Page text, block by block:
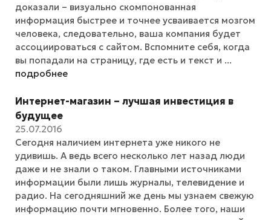
доказали – визуально скомпонованная
информация быстрее и точнее усваивается мозгом
человека, следовательно, ваша компания будет
ассоциироваться с сайтом. Вспомните себя, когда
вы попадали на страницу, где есть и текст и ...
подробнее
Интернет-магазин – лучшая инвестиция в
будущее
25.07.2016
Сегодня наличием интернета уже никого не
удивишь. А ведь всего несколько лет назад люди
даже и не знали о таком. Главными источниками
информации были лишь журналы, телевидение и
радио. На сегодняшний же день мы узнаем свежую
информацию почти мгновенно. Более того, наши